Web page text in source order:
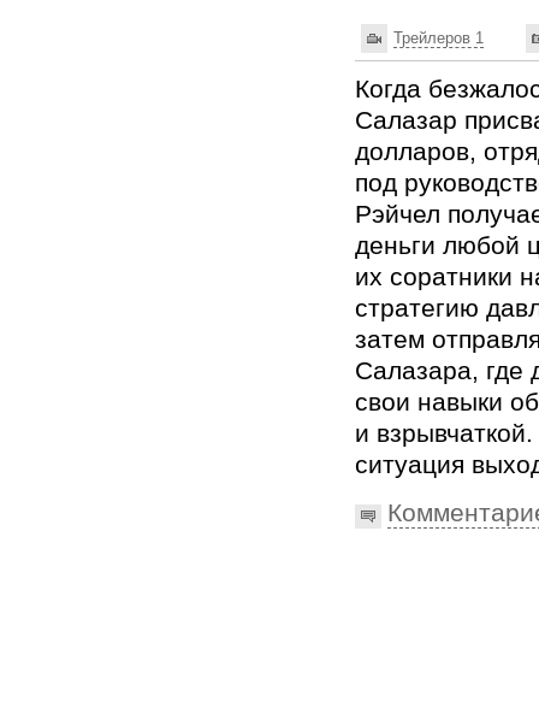
Трейлеров 1
Когда
Салазар
долларов,
под
Рэйчел
деньги любой
их соратники
стратегию
затем
Салазара, где
свои навыки
и
ситуация